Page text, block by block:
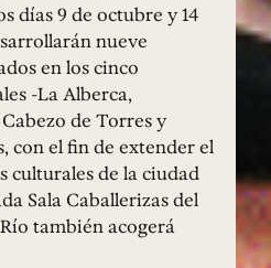
días 9 de octubre y 14
nueve
en los cinco
-La Alberca,
de Torres y
con el fin de extender el
culturales de la ciudad
Sala Caballerizas del
también acogerá